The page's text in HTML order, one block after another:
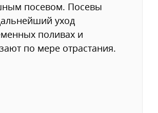
посевом. Посевы
уход
поливах и
по мере отрастания.